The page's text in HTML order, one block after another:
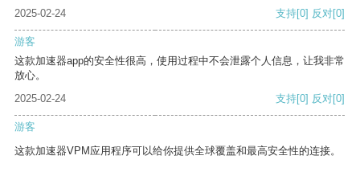
2025-02-24
支持[0] 反对[0]
游客
这款加速器app的安全性很高，使用过程中不会泄露个人信息，让我非常
放心。
2025-02-24
支持[0] 反对[0]
游客
这款加速器VPM应用程序可以给你提供全球覆盖和最高安全性的连接。